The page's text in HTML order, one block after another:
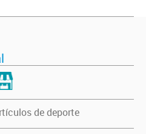
de deporte